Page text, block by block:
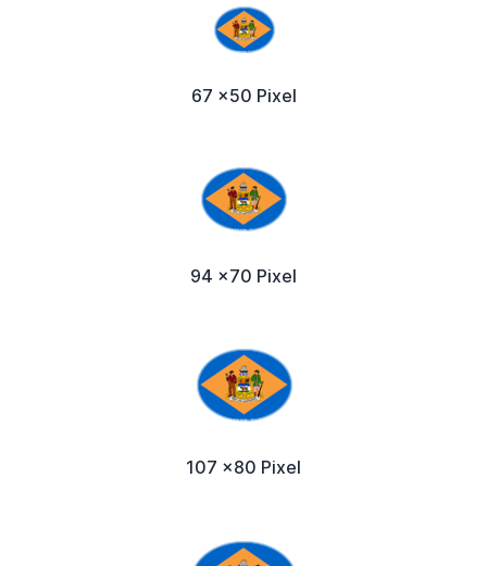
67 x50 Pixel
94 x70 Pixel
107 x80 Pixel